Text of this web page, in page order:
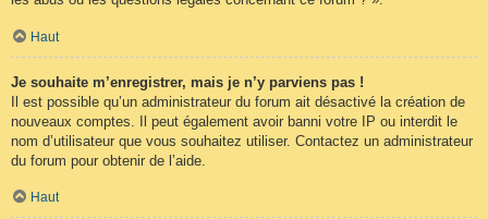
Haut
Je souhaite m’enregistrer, mais je n’y parviens pas !
Il est possible qu’un administrateur du forum ait désactivé la création de
nouveaux comptes. Il peut également avoir banni votre IP ou interdit le
nom d’utilisateur que vous souhaitez utiliser. Contactez un administrateur
du forum pour obtenir de l’aide.
Haut